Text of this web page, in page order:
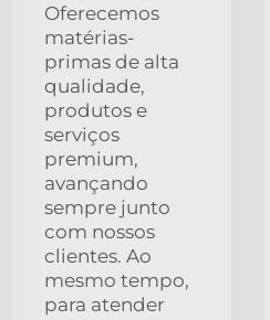
Oferecemos
matérias-
primas de alta
qualidade,
produtos e
serviços
premium,
avançando
sempre junto
com nossos
clientes. Ao
mesmo tempo,
para atender